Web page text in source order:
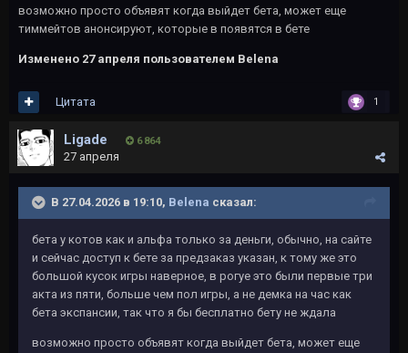
возможно просто объявят когда выйдет бета, может еще
тиммейтов анонсируют, которые в появятся в бете
Изменено 27 апреля пользователем Belena
1
Цитата
Ligade 6 864
27 апреля
В 27.04.2026 в 19:10, Belena сказал:
бета у котов как и альфа только за деньги, обычно, на сайте
и сейчас доступ к бете за предзаказ указан, к тому же это
большой кусок игры наверное, в рогуе это были первые три
акта из пяти, больше чем пол игры, а не демка на час как
бета экспансии, так что я бы бесплатно бету не ждала
возможно просто объявят когда выйдет бета, может еще